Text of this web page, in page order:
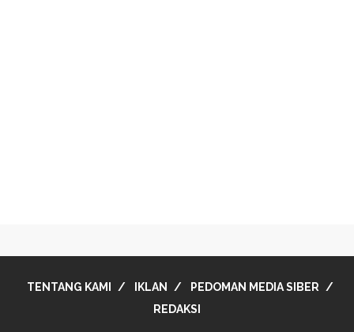
TENTANG KAMI IKLAN
PEDOMAN MEDIA SIBER
REDAKSI